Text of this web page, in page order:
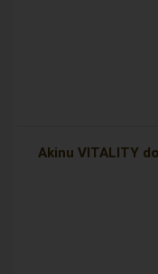
Akinu VITALITY